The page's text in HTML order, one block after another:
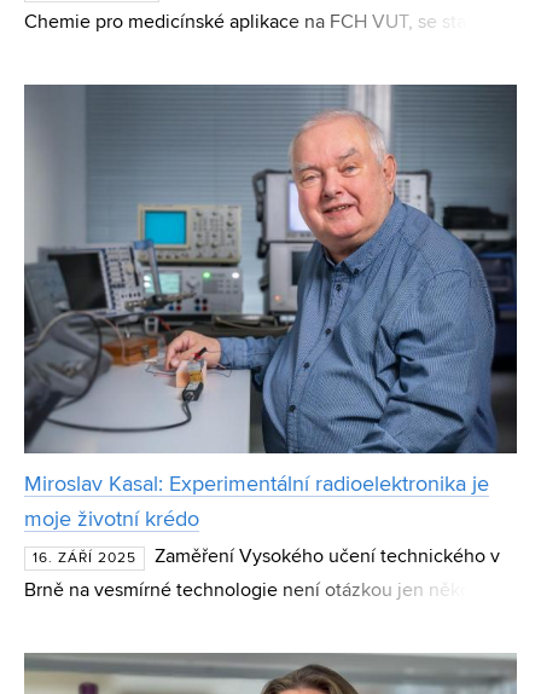
Chemie pro medicínské aplikace na FCH VUT, se stala
Ta probíhá ve 23 zemích světa a jejím cílem je popularizac
Miroslav Kasal: Experimentální radioelektronika je
moje životní krédo
16. ZÁŘÍ 2025
Zaměření Vysokého učení technického v
Brně na vesmírné technologie není otázkou jen několika
Kasala, dlouholetého pedagoga a pracovníka Ústavu ra